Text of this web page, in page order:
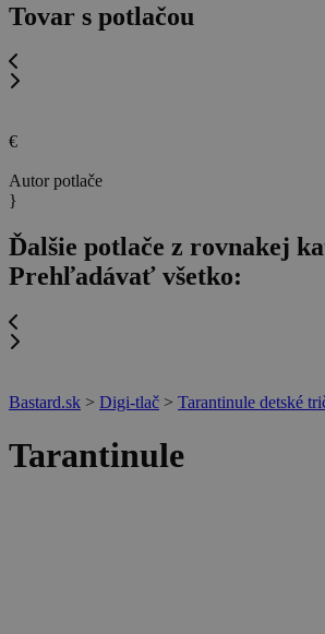
Tovar s potlačou
€
Autor potlače
}
Ďalšie potlače z rovnakej
Prehľadávať všetko:
Bastard.sk > Digi-tlač > Tarantinule detské
Tarantinule